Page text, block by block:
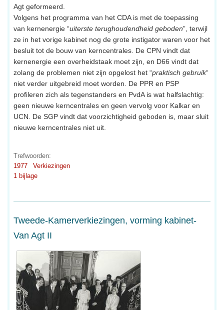
Agt geformeerd.
Volgens het programma van het CDA is met de toepassing
van kernenergie “uiterste terughoudendheid geboden”, terwijl
ze in het vorige kabinet nog de grote instigator waren voor het
besluit tot de bouw van kerncentrales. De CPN vindt dat
kernenergie een overheidstaak moet zijn, en D66 vindt dat
zolang de problemen niet zijn opgelost het “praktisch gebruik“
niet verder uitgebreid moet worden. De PPR en PSP
profileren zich als tegenstanders en PvdA is wat halfslachtig:
geen nieuwe kerncentrales en geen vervolg voor Kalkar en
UCN. De SGP vindt dat voorzichtigheid geboden is, maar sluit
nieuwe kerncentrales niet uit.
Trefwoorden:
1977
Verkiezingen
1 bijlage
Tweede-Kamerverkiezingen, vorming kabinet-
Van Agt II